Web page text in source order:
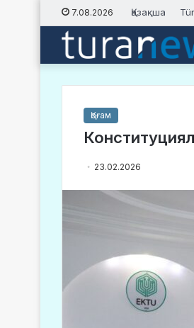
7.08.2026 Қазақша
Қоғам
23.02.2026